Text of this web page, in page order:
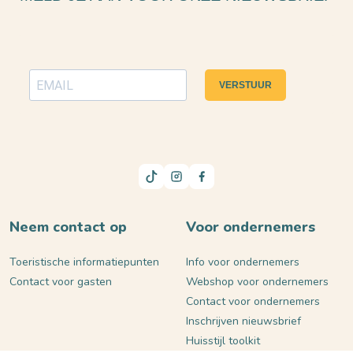
VERSTUUR
Neem contact op
Toeristische informatiepunten
Contact voor gasten
Voor ondernemers
Info voor ondernemers
Webshop voor ondernemers
Contact voor ondernemers
Inschrijven nieuwsbrief
Huisstijl toolkit